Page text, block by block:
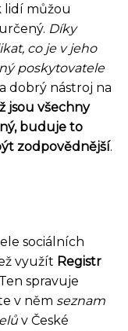
lidí můžou
Díky
co je v jeho
poskytovatele
dobrý nástroj na
jsou všechny
buduje to
zodpovědnější.
sociálních
využít Registr
spravuje
v něm seznam
v České